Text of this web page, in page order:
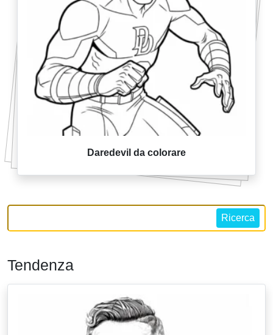
Daredevil da colorare
Ricerca
Tendenza